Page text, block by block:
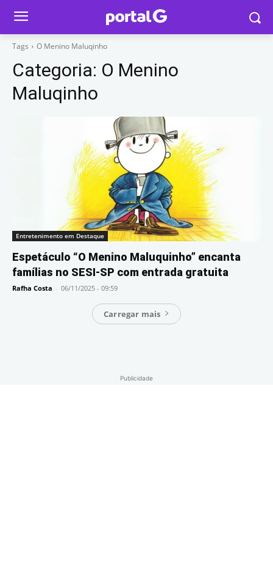
Tags O Menino Maluqinho
Categoria: O Menino
Maluqinho
Entretenimento em Destaque
Espetáculo “O Menino Maluquinho” encanta
famílias no SESI-SP com entrada gratuita
Rafha Costa - 06/11/2025 - 09:59
Carregar mais
Publicidade